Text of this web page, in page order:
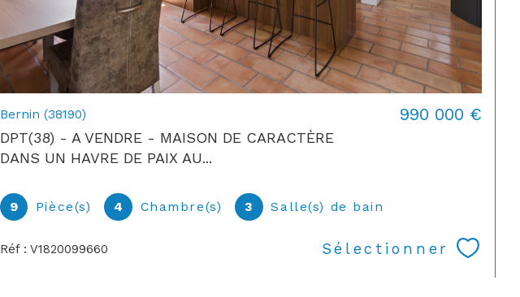
Bernin (38190)
DPT(38) - A VENDRE - MAISON DE CARACTÈRE
DANS UN HAVRE DE PAIX AU...
990 000 €
9 Pièce(s) 4 Chambre(s) 3 Salle(s) de bain
Réf : V1820099660 Sélectionner